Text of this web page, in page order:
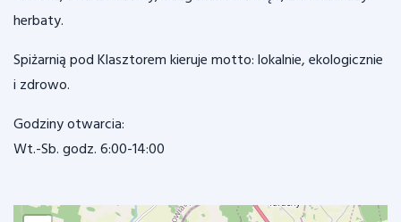
herbaty.
Spiżarnią pod Klasztorem kieruje motto: lokalnie, ekologicznie
i zdrowo.
Godziny otwarcia:
Wt.-Sb. godz. 6:00-14:00